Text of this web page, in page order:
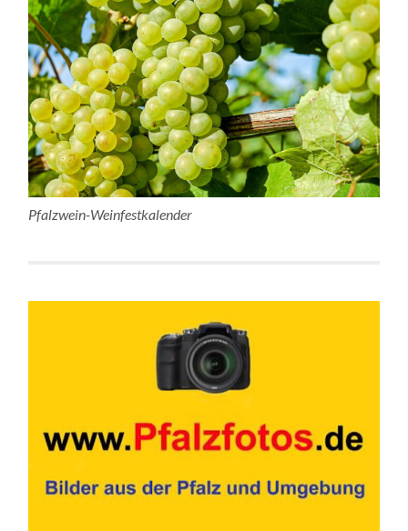
Pfalzwein-Weinfestkalender